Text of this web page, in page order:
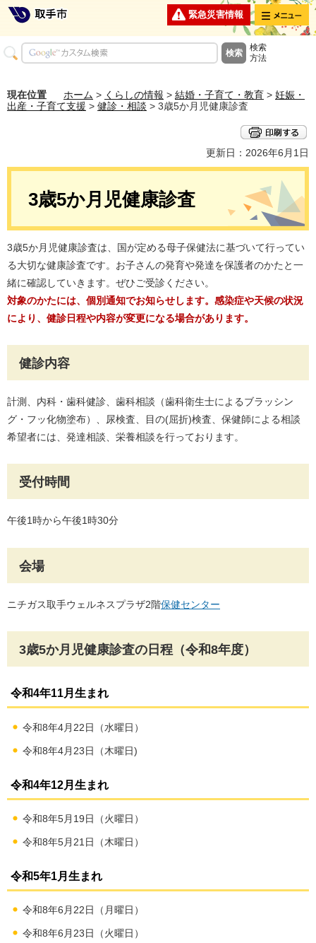
緊急災害情報 メニュー
検索
方法
現在位置 ホーム > くらしの情報 > 結婚・子育て・教育 > 妊娠・
出産・子育て支援 > 健診・相談 > 3歳5か月児健康診査
更新日：2026年6月1日
3歳5か月児健康診査
3歳5か月児健康診査は、国が定める母子保健法に基づいて行ってい
る大切な健康診査です。お子さんの発育や発達を保護者のかたと一
緒に確認していきます。ぜひご受診ください。
対象のかたには、個別通知でお知らせします。感染症や天候の状況
により、健診日程や内容が変更になる場合があります。
健診内容
計測、内科・歯科健診、歯科相談（歯科衛生士によるブラッシン
グ・フッ化物塗布）、尿検査、目の(屈折)検査、保健師による相談
希望者には、発達相談、栄養相談を行っております。
受付時間
午後1時から午後1時30分
会場
ニチガス取手ウェルネスプラザ2階保健センター
3歳5か月児健康診査の日程（令和8年度）
令和4年11月生まれ
令和8年4月22日（水曜日）
令和8年4月23日（木曜日)
令和4年12月生まれ
令和8年5月19日（火曜日）
令和8年5月21日（木曜日）
令和5年1月生まれ
令和8年6月22日（月曜日）
令和8年6月23日（火曜日）